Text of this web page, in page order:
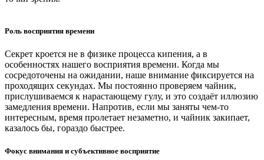
Роль восприятия времени
Секрет кроется не в физике процесса кипения, а в
особенностях нашего восприятия времени. Когда мы
сосредоточены на ожидании, наше внимание фиксируется на
проходящих секундах. Мы постоянно проверяем чайник,
прислушиваемся к нарастающему гулу, и это создаёт иллюзию
замедления времени. Напротив, если мы заняты чем-то
интересным, время пролетает незаметно, и чайник закипает,
казалось бы, гораздо быстрее.
Фокус внимания и субъективное восприятие